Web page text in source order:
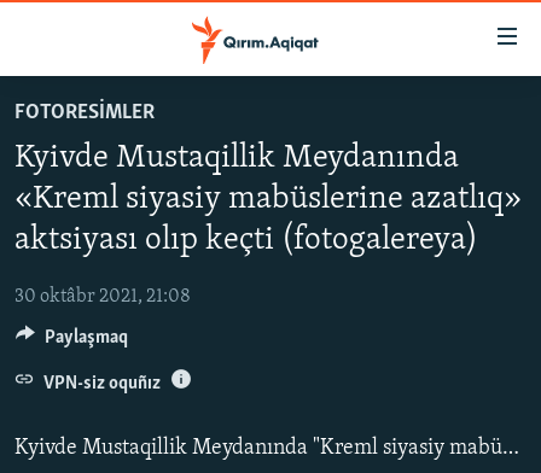
mündericege
qaytmaq
Baş
qaytmaq
qaytmaq
SİYASET
İQTİSADİYAT
CEMİYET
MEDENİYET
İNSAN AQLARI
VİDEO
SÜRET
FOTORESİMLER
Kyivde Mustaqillik Meydanında
«Kreml siyasiy mabüslerine azatlıq»
aktsiyası olıp keçti (fotogalereya)
30 oktâbr 2021, 21:08
Kyivde Mustaqillik Meydanında "Kreml siyasiy mabüslerine azatlıq" aktsiyası olıp keçti.
Paylaşmaq
VPN-siz oquñız